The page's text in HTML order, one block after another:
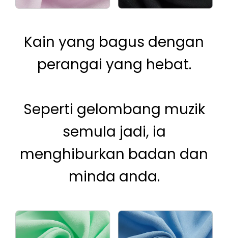
Kain yang bagus dengan
perangai yang hebat.
Seperti gelombang muzik
semula jadi, ia
menghiburkan badan dan
minda anda.